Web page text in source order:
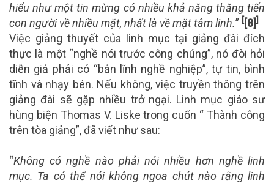
hiểu như một tin mừng có nhiều khả năng thăng tiến
con người về nhiều mặt, nhất là về mặt tâm linh.” [[8]]
Việc giảng thuyết của linh mục tại giảng đài đích
thực là một “nghề nói trước công chúng”, nó đòi hỏi
diễn giả phải có “bản lĩnh nghề nghiệp”, tự tin, bình
tĩnh và nhạy bén. Nếu không, việc truyền thông trên
giảng đài sẽ gặp nhiều trở ngại. Linh mục giáo sư
hùng biện Thomas V. Liske trong cuốn “ Thành công
trên tòa giảng”, đã viết như sau:
“Không có nghề nào phải nói nhiều hơn nghề linh
mục. Ta có thể nói không ngoa chút nào rằng linh